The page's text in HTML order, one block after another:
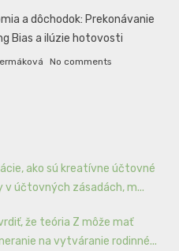
a dôchodok: Prekonávanie
Bias a ilúzie hotovosti
No comments
ako sú kreatívne účtovné
účtovných zásadách, m...
že teória Z môže mať
na vytváranie rodinné...